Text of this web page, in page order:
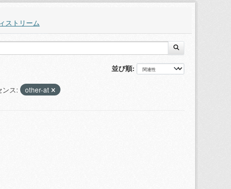
ストリーム
並び順
ンス: other-at